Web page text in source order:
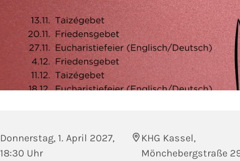
Donnerstag, 1. April 2027,
18:30 Uhr
KHG Kassel,
Mönchebergstraße